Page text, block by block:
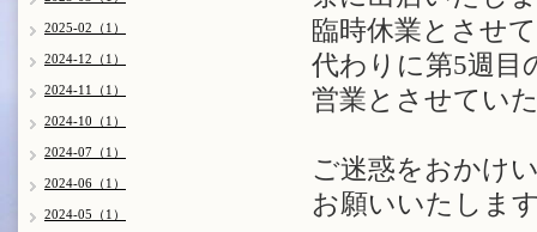
臨時休業とさせ
代わりに第5週目
営業とさせてい
ご迷惑をおかけ
お願いいたしま
2025-02（1）
2024-12（1）
2024-11（1）
2024-10（1）
2024-07（1）
2024-06（1）
2024-05（1）